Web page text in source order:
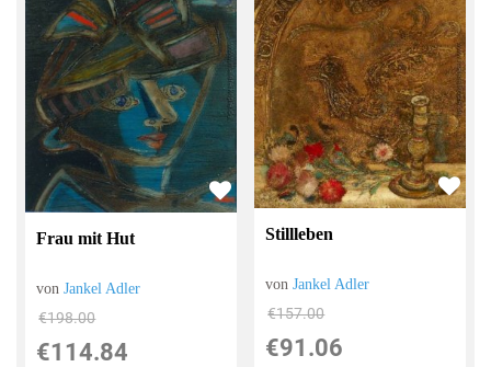
Frau mit Hut
vonJankel Adler
€198.00
€114.84
Stillleben
vonJankel Adler
€157.00
€91.06